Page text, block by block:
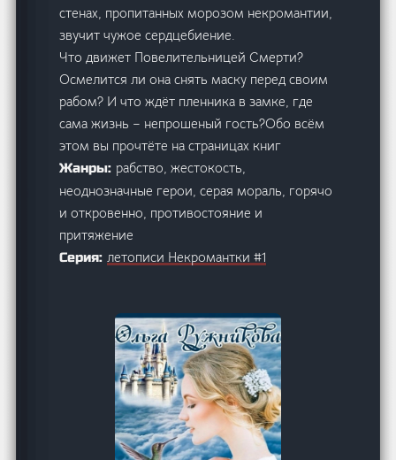
стенах, пропитанных морозом некромантии,
звучит чужое сердцебиение.
Что движет Повелительницей Смерти?
Осмелится ли она снять маску перед своим
рабом? И что ждёт пленника в замке, где
сама жизнь – непрошеный гость?Обо всём
этом вы прочтёте на страницах книг
Жанры:рабство, жестокость,
неоднозначные герои, серая мораль, горячо
и откровенно, противостояние и
притяжение
Серия:летописи Некромантки #1